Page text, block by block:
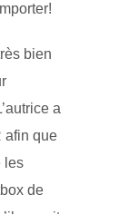
bien
a
afin que
les
de